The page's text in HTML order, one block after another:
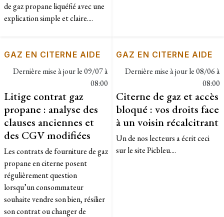
de gaz propane liquéfié avec une
explication simple et claire....
GAZ EN CITERNE AIDE
Dernière mise à jour le09/07 à
08:00
Litige contrat gaz
propane : analyse des
clauses anciennes et
des CGV modifiées
Les contrats de fourniture de gaz
propane en citerne posent
régulièrement question
lorsqu’un consommateur
souhaite vendre son bien, résilier
son contrat ou changer de
GAZ EN CITERNE AIDE
Dernière mise à jour le08/06 à
08:00
Citerne de gaz et accès
bloqué : vos droits face
à un voisin récalcitrant
Un de nos lecteurs a écrit ceci
sur le site Picbleu....